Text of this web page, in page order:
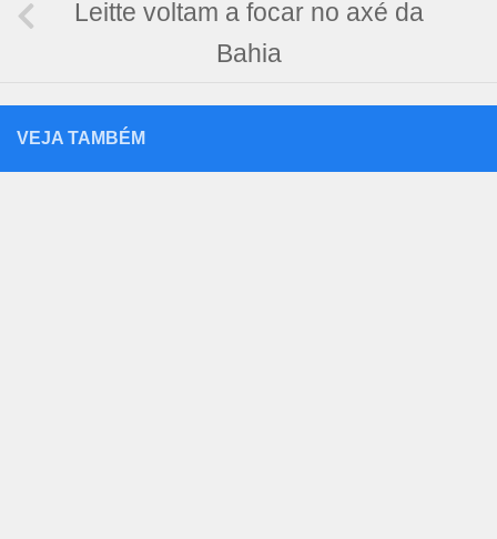
Leitte voltam a focar no axé da
Bahia
VEJA TAMBÉM